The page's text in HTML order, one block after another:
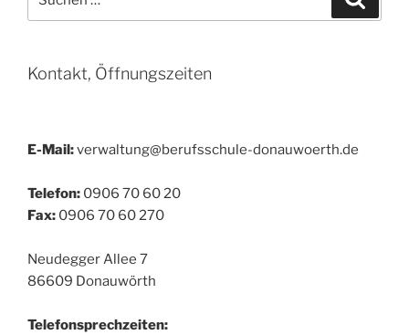
nach:
Kontakt, Öffnungszeiten
E-Mail:verwaltung@berufsschule-donauwoerth.de
Telefon: 0906 70 60 20
Fax: 0906 70 60 270
Neudegger Allee 7
86609 Donauwörth
Telefonsprechzeiten: